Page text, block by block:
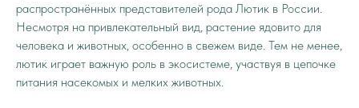
распространённых представителей рода Лютик в России.
Несмотря на привлекательный вид, растение ядовито для
человека и животных, особенно в свежем виде. Тем не менее,
лютик играет важную роль в экосистеме, участвуя в цепочке
питания насекомых и мелких животных.